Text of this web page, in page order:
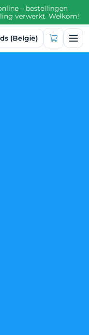
– bestellingen
verwerkt. Welkom!
(België)